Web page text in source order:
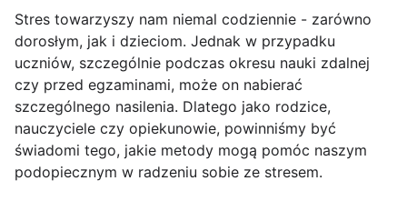
Stres towarzyszy nam niemal codziennie - zarówno
dorosłym, jak i dzieciom. Jednak w przypadku
uczniów, szczególnie podczas okresu nauki zdalnej
czy przed egzaminami, może on nabierać
szczególnego nasilenia. Dlatego jako rodzice,
nauczyciele czy opiekunowie, powinniśmy być
świadomi tego, jakie metody mogą pomóc naszym
podopiecznym w radzeniu sobie ze stresem.